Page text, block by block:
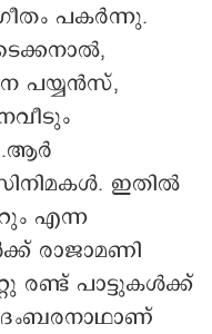
പകര്‍ന്നു.
പയ്യന്‍സ്,
ഇതില്‍
എന്ന
രാജാമണി
രണ്ട് പാട്ടുകള്‍ക്ക്